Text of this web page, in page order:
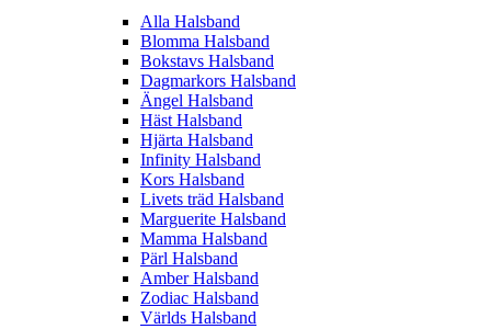
Alla Halsband
Blomma Halsband
Bokstavs Halsband
Dagmarkors Halsband
Ängel Halsband
Häst Halsband
Hjärta Halsband
Infinity Halsband
Kors Halsband
Livets träd Halsband
Marguerite Halsband
Mamma Halsband
Pärl Halsband
Amber Halsband
Zodiac Halsband
Världs Halsband